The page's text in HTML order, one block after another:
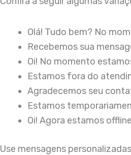
Olá! Tudo bem? No
Recebemos sua
Oi! No momento
Estamos fora do
Agradecemos seu
Estamos
Oi! Agora estamos
Use mensagens personalizadas